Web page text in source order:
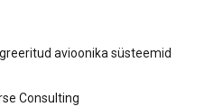
avioonika süsteemid
Consulting